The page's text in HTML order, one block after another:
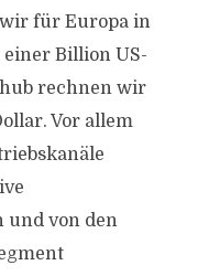
für Europa in
Billion US-
rechnen wir
Vor allem
und von den